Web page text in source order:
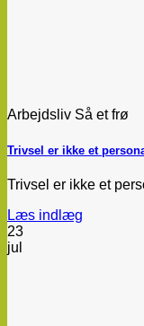
Arbejdsliv Så et frø
Trivsel er ikke et
Trivsel er ikke et
Læs indlæg
23
jul